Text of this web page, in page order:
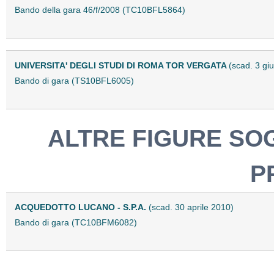
Bando della gara 46/f/2008 (TC10BFL5864)
UNIVERSITA' DEGLI STUDI DI ROMA TOR VERGATA(scad. 3
Bando di gara (TS10BFL6005)
ALTRE FIGURE
ACQUEDOTTO LUCANO - S.P.A. (scad. 30 aprile 2010)
Bando di gara (TC10BFM6082)